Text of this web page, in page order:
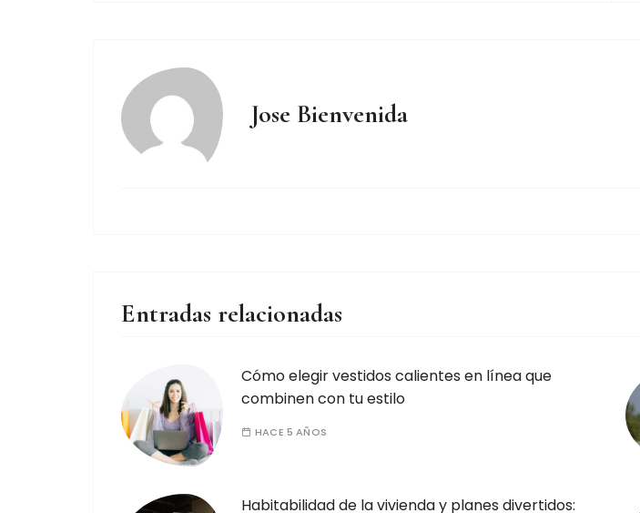
Jose Bienvenida
Entradas relacionadas
Cómo elegir vestidos calientes en línea que
combinen con tu estilo
HACE 5 AÑOS
Habitabilidad de la vivienda y planes divertidos: